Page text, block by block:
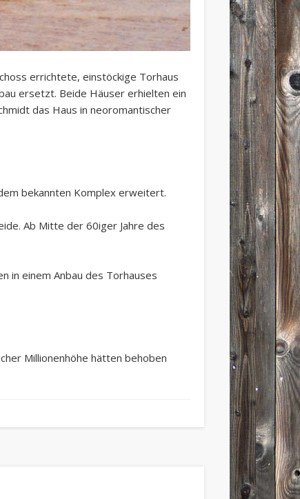
errichtete, einstöckige Torhaus
ersetzt. Beide Häuser erhielten ein
das Haus in neoromantischer
bekannten Komplex erweitert.
Ab Mitte der 60iger Jahre des
in einem Anbau des Torhauses
Millionenhöhe hätten behoben